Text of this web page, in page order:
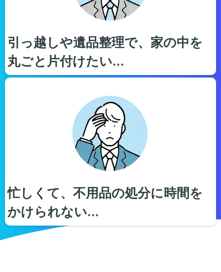
引っ越しや遺品整理で、家の中を
丸ごと片付けたい…
忙しくて、不用品の処分に時間を
かけられない…